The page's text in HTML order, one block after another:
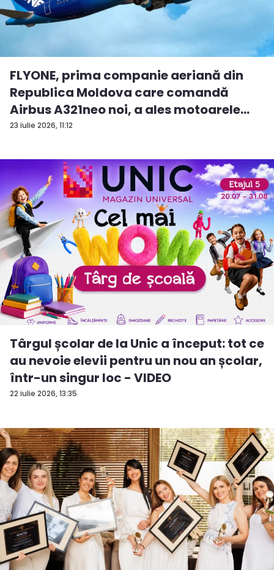
23 iulie 2026, 11:12
FLYONE, prima companie aeriană din
Republica Moldova care comandă
Airbus A321neo noi, a ales motoarele
CF...
22 iulie 2026, 13:35
Târgul școlar de la Unic a început: tot ce
au nevoie elevii pentru un nou an școlar,
într-un singur loc - VIDEO